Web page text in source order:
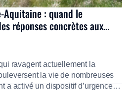
Aquitaine : quand le
réponses concrètes aux
ravagent actuellement la
la vie de nombreuses
a activé un dispositif d’urgence